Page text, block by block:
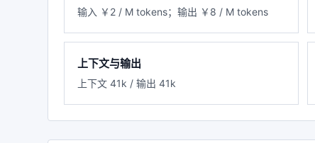
输入 ￥2 / M tokens；输出 ￥8 / M tokens
上下文与输出
上下文 41k / 输出 41k